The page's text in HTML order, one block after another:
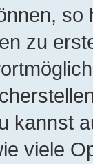
zu
kannst
viele